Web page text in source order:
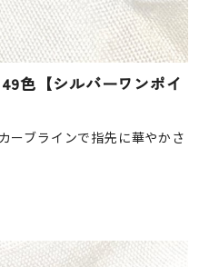
色【シルバーワンポイ
ーブラインで指先に華やかさ